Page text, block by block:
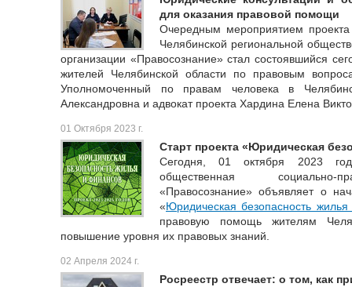
для оказания правовой помощи
Очередным мероприятием
Челябинской региональной
организации «Правосознание» стал состоявшийся
жителей Челябинской области по правовым
Уполномоченный по правам человека в
Александровна и адвокат проекта Хардина Елена
01 Октября 2023 г.
Старт проекта «Юридическая
Сегодня, 01 октября 2023
общественная социально-
«Правосознание» объявляет о
«Юридическая безопасность
правовую помощь жителям
повышение уровня их правовых знаний.
02 Апреля 2024 г.
Росреестр отвечает: о том, как